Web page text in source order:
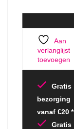
Aan
verlanglijst
toevoegen
Gratis
bezorging
vanaf €20 *
Gratis